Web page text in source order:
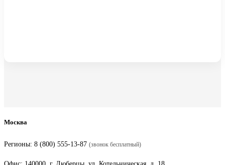
Москва
Регионы: 8 (800) 555-13-87 (звонок бесплатный)